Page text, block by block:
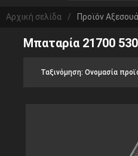
Αρχική σελίδα / Προϊόν
Μπαταρία 21700